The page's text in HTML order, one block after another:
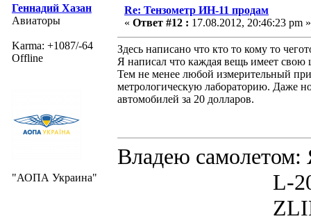
Геннадий Хазан
Авиаторы
Karma: +1087/-64
Offline
"АОПА Украина"
Re: Тензометр ИН-11 продам
« Ответ #12 : 17.08.2012, 20:46:23 pm »
Здесь написано что кто то кому то
Я написал что каждая вещь имеет свою
Тем не менее любой измерительный
метрологическую лабораторию. Даже
автомобилей за 20 долларов.
Владею
L-200D
ZLIN 526